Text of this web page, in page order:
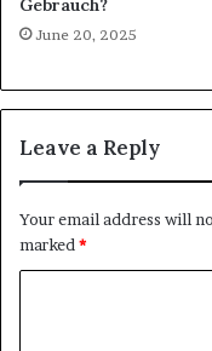
Gebrauch?
June 20, 2025
Leave a Reply
Your email address will
marked *